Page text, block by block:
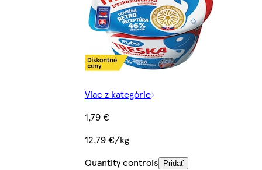
Viac z kategórie
1,79 €
12,79 €/kg
Quantity controls
Pridať